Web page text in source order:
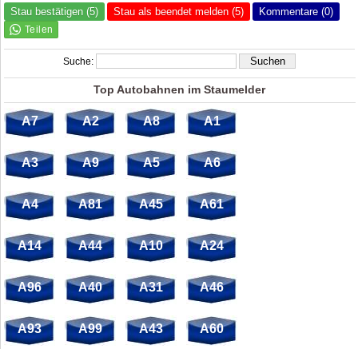
Stau bestätigen (5) Stau als beendet melden (5) Kommentare (0)
Suche:
Top Autobahnen im Staumelder
A7 A2 A8 A1
A3 A9 A5 A6
A4 A81 A45 A61
A14 A44 A10 A24
A96 A40 A31 A46
A93 A99 A43 A60